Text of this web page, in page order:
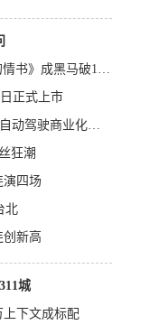
2026电影票房冲刺151亿大关 《给阿嬷的情书》成黑马破10亿
正式上市
小鹏GX Robotaxi首台量产车下线，L4级自动驾驶商业化提速
狂潮
演四场
北
创新高
城
上下文成标配